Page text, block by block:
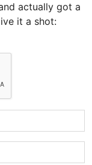
actually got a
it a shot: